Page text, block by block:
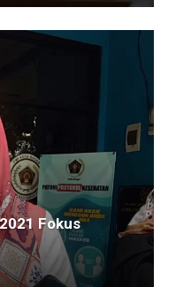
Fokus